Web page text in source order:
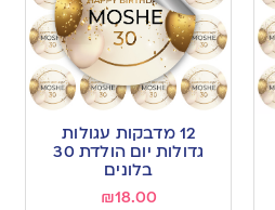
12 מדבקות עגולות
גדולות יום הולדת 30
בלונים
₪18.00